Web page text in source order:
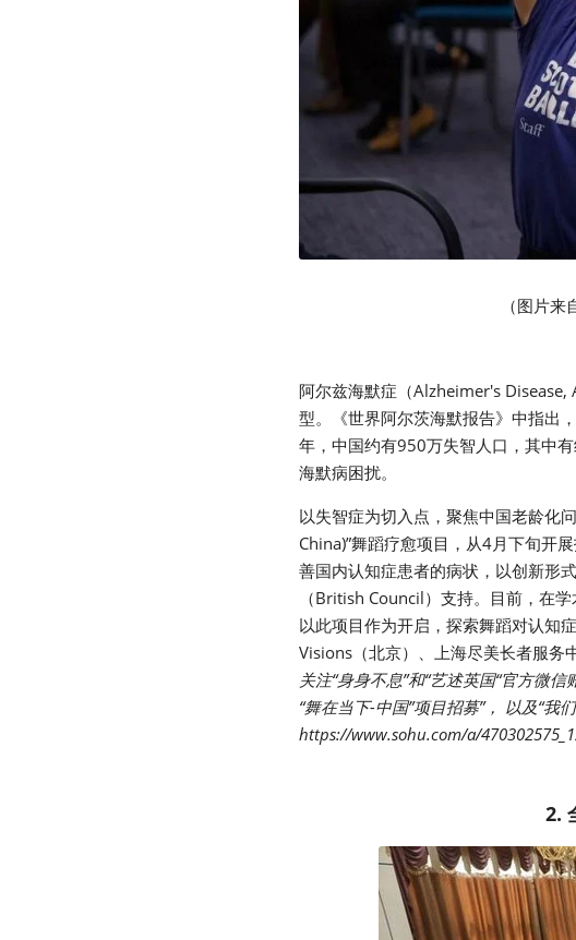
（图片
阿尔兹海默症（Alzheimer's
型。《世界阿尔茨海默报告》中指出
年，中国约有950万失智人口，其中
海默病困扰。
以失智症为切入点，聚焦中国老龄化
China)”舞蹈疗愈项目，从4月下旬开
善国内认知症患者的病状，以创新形
（British Council）支持。目前，在
以此项目作为开启，探索舞蹈对认知
Visions（北京）、上海尽美长者服务
关注“身身不息”和“艺述英国“官方微
“舞在当下-中国”项目招募”， 以及“
https://www.sohu.com/a/
2.